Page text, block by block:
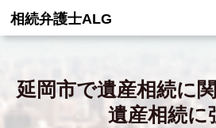
相続弁護士ALG
延岡市で遺産相続に
遺産相続に